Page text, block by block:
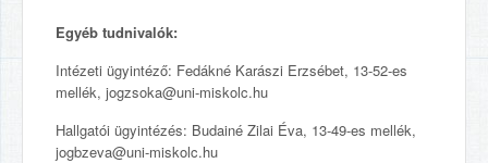
Egyéb tudnivalók:
Intézeti ügyintéző: Fedákné Karászi Erzsébet, 13-52-es
mellék, jogzsoka@uni-miskolc.hu
Hallgatói ügyintézés: Budainé Zilai Éva, 13-49-es mellék,
jogbzeva@uni-miskolc.hu